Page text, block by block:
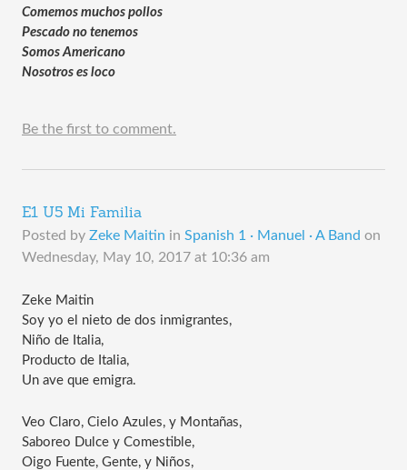
Comemos muchos pollos
Pescado no tenemos
Somos Americano
Nosotros es loco
Be the first to comment.
E1 U5 Mi Familia
Posted by Zeke Maitin in Spanish 1 · Manuel · A Band on
Wednesday, May 10, 2017 at 10:36 am
Zeke Maitin
Soy yo el nieto de dos inmigrantes,
Niño de Italia,
Producto de Italia,
Un ave que emigra.
Veo Claro, Cielo Azules, y Montañas,
Saboreo Dulce y Comestible,
Oigo Fuente, Gente, y Niños,